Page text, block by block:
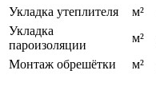
Укладка утеплителя
м²
Укладка
пароизоляции
м²
Монтаж обрешётки
м²